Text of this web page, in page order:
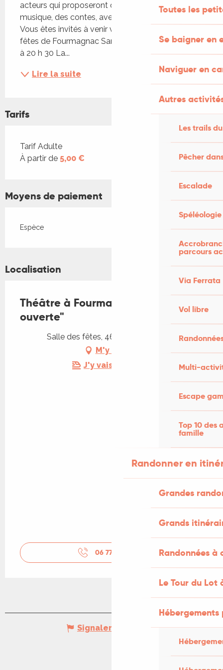
Toutes les
Se baigner en
Naviguer en
Autres
Les trails
Pêcher
Escalade
Spéléologie
parcours
Via Ferrata
Vol libre
Multi-
Escape
Top 10 des
famille
Randonner en
Grandes
Grands
Randonnées
Le Tour du Lot
acteurs qui proposeront des sketchs, de la
musique, des contes, avec beaucoup d’humour.
Vous êtes invités à venir vous divertir ! Salle des
fêtes de Fourmagnac Samedi 20 Décembre 2025
à 20 h 30 La...
Lire la suite
Tarifs
Tarifs 2026
Tarif Adulte
À partir de 5,00 €
Moyens de paiement
Espèce
Localisation
Théâtre à Fourmagnac : "scène
ouverte"
Salle des fêtes, 46100 Fourmagnac
M'y rendre
J'y vais en train !
06 77 89 62
Signaler une erreur